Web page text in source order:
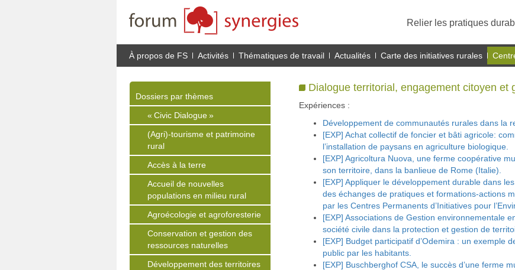
Relier les pratiques
À propos de FS Activités Thématiques de travail Actualités Carte des initiatives rurales
Dossiers par thèmes
« Civic Dialogue »
(Agri)-tourisme et patrimoine
rural
Accès à la terre
Accueil de nouvelles
populations en milieu rural
Agroécologie et agroforesterie
Conservation et gestion des
ressources naturelles
Développement des territoires
Dialogue territorial, engagement citoyen et
Expériences :
Développement de communautés rurales dans la
[EXP] Achat collectif de foncier et bâti agricole:
l’installation de paysans en agriculture biologique.
[EXP] Agricoltura Nuova, une ferme coopérative
son territoire, dans la banlieue de Rome (Italie).
[EXP] Appliquer le développement durable dans
des échanges de pratiques et formations-actions
par les Centres Permanents d’Initiatives pour
[EXP] Associations de Gestion environnementale
société civile dans la protection et gestion de
[EXP] Budget participatif d’Odemira : un exemple
public par les habitants.
[EXP] Buschberghof CSA, le succès d’une ferme